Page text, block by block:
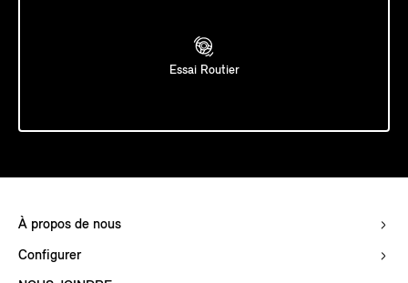
Essai Routier
À propos de nous
Configurer